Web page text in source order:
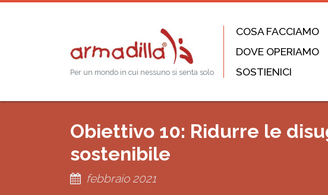
Per un mondo in cui nessuno si senta solo
COSA FACCIAMO
DOVE OPERIAMO
SOSTIENICI
Obiettivo 10: Ridurre le
sostenibile
febbraio 2021